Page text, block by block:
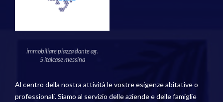
immobiliare piazza dante ag.
5 italcase messina
Al centro della nostra attività le vostre esigenze abitative o
professionali. Siamo al servizio delle aziende e delle famiglie